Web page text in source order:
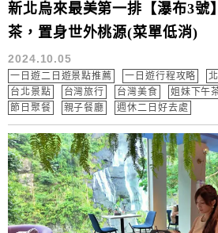
新北烏來最美第一排【瀑布3號
茶，置身世外桃源(菜單低消)
2024.10.05
一日遊二日遊景點推薦 一日遊行程攻略
台北景點
台灣旅行 台灣美食 姐妹下午
節日聚餐
親子餐廳 週休二日好去處